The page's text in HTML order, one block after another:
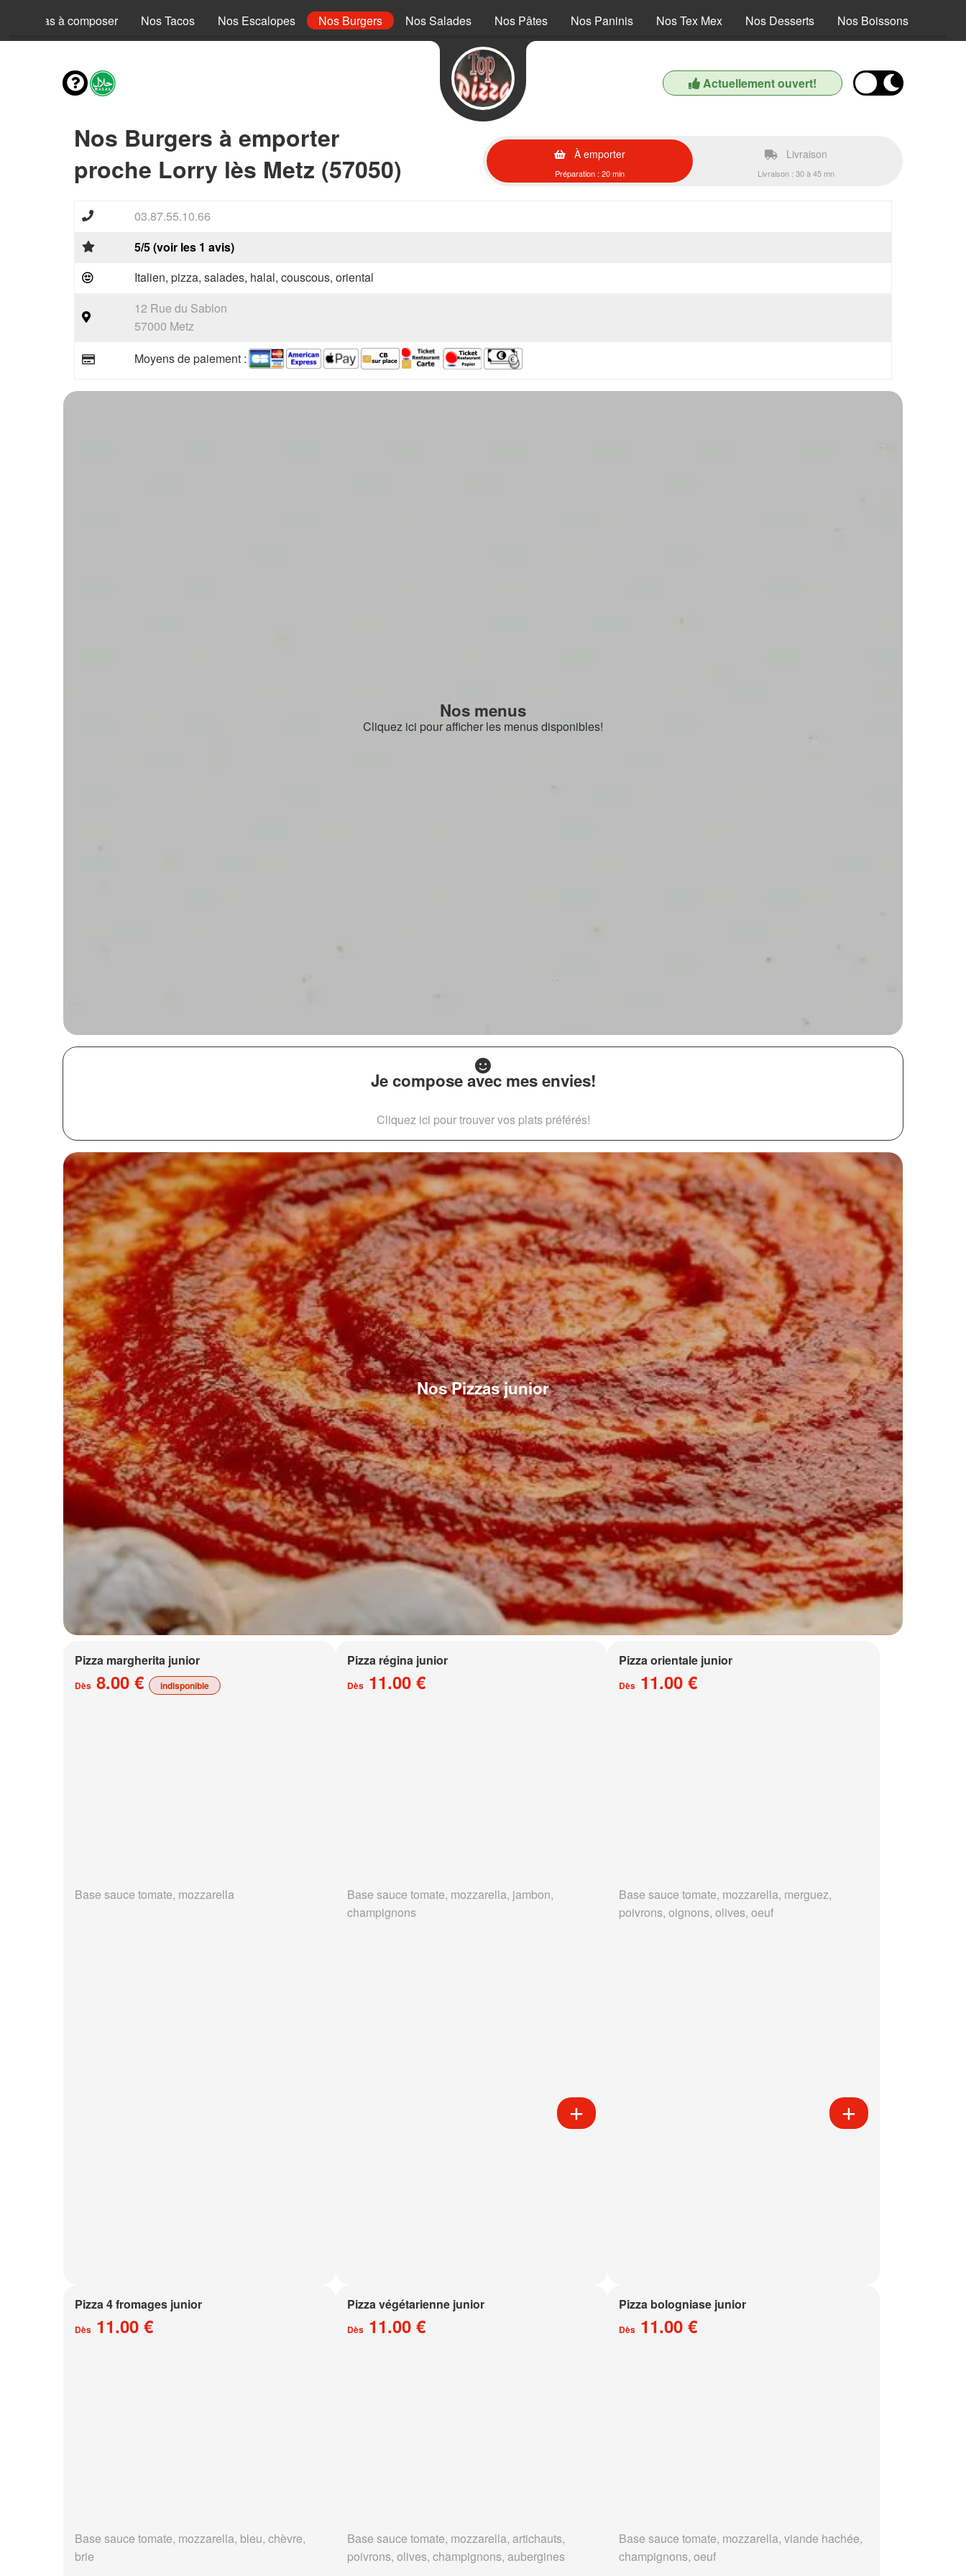
Pizzas à composer Nos Tacos Nos Escalopes Nos Burgers Nos Salades Nos Pâtes Nos Paninis Nos Tex Mex Nos Desserts Nos Boissons
Actuellement ouvert!
Nos Burgers à emporter
proche Lorry lès Metz (57050)
À emporter
Préparation : 20 min
Livraison
Livraison : 30 à 45 mn
03.87.55.10.66
5/5 (voir les 1 avis)
Italien, pizza, salades, halal, couscous, oriental
12 Rue du Sablon
57000 Metz
Moyens de paiement :
Nos menus
Cliquez ici pour afficher les menus disponibles!
Je compose avec mes envies!
Cliquez ici pour trouver vos plats préférés!
Nos Pizzas junior
Pizza margherita junior
Dès 8.00 € indisponible
Base sauce tomate, mozzarella
Pizza régina junior
Dès11.00 €
Base sauce tomate, mozzarella, jambon,
champignons
Pizza orientale junior
Dès 11.00 €
Base sauce tomate, mozzarella, merguez,
poivrons, oignons, olives, oeuf
Pizza 4 fromages junior
Dès 11.00 €
Base sauce tomate, mozzarella, bleu, chèvre,
brie
Pizza végétarienne junior
Dès11.00 €
Base sauce tomate, mozzarella, artichauts,
poivrons, olives, champignons, aubergines
Pizza bologniase junior
Dès 11.00 €
Base sauce tomate, mozzarella, viande hachée,
champignons, oeuf